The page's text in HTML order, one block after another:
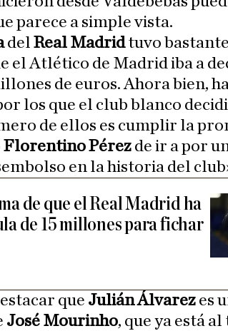
parece a simple vista.
del Real Madridtuvo
el Atlético de Madrid iba a
de euros. Ahora bien,
los que el club blanco
de ellos es cumplir la
Florentino Pérez de ir a por
en la historia del
de que el Real Madrid ha
de 15 millones para fichar
que Julián Álvarez es
José Mourinho, que ya está